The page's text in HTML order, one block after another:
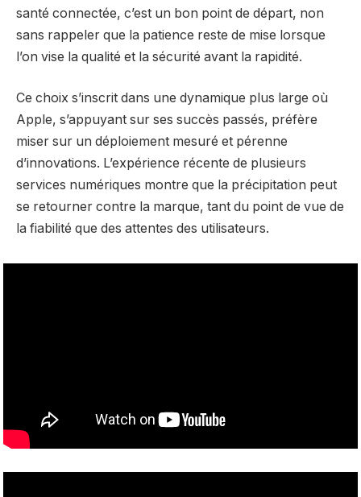
santé connectée, c’est un bon point de départ, non
sans rappeler que la patience reste de mise lorsque
l’on vise la qualité et la sécurité avant la rapidité.
Ce choix s’inscrit dans une dynamique plus large où
Apple, s’appuyant sur ses succès passés, préfère
miser sur un déploiement mesuré et pérenne
d’innovations. L’expérience récente de plusieurs
services numériques montre que la précipitation peut
se retourner contre la marque, tant du point de vue de
la fiabilité que des attentes des utilisateurs.